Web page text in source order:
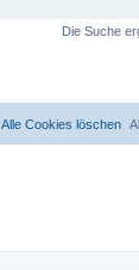
Die Suche
Alle Cookies löschen